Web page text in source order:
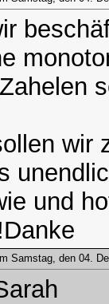
wir
und
Samstag, den 04.